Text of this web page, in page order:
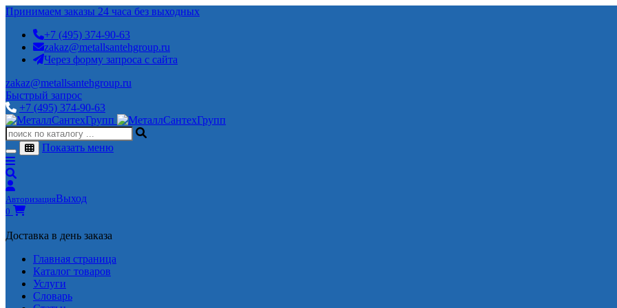
Принимаем заказы 24 часа без выходных
+7 (495) 374-90-63
zakaz@metallsantehgroup.ru
Через форму запроса с сайта
zakaz@metallsantehgroup.ru
Быстрый запрос
+7 (495) 374-90-63
Показать меню
АвторизацияВыход
0
Доставка в день заказа
Главная страница
Каталог товаров
Услуги
Словарь